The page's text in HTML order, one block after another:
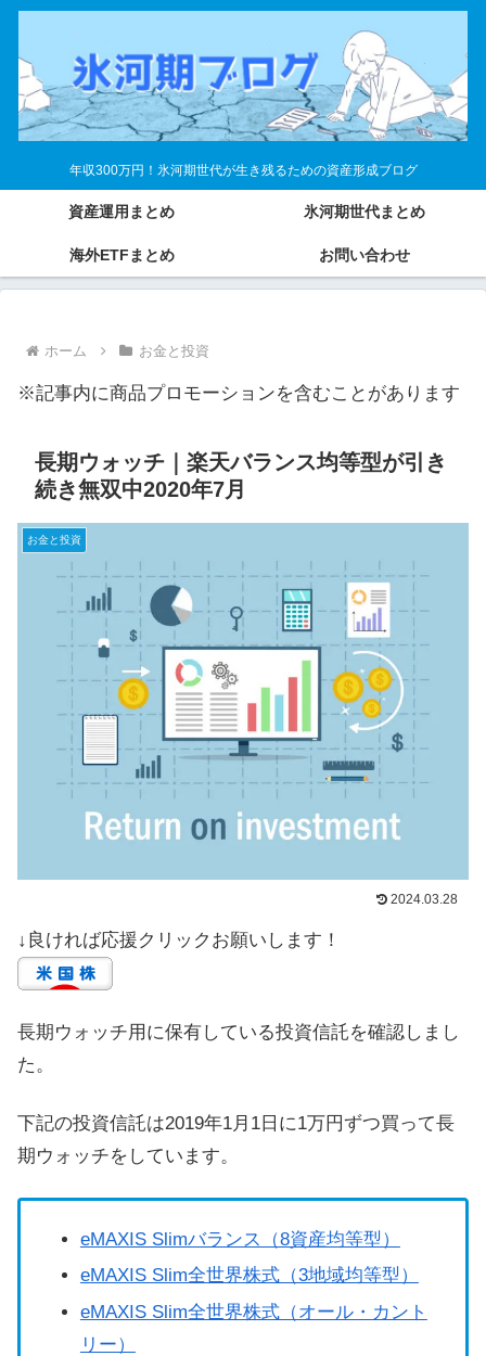
年収300万円！氷河期世代が生き残るための資産形成ブログ
資産運用まとめ 氷河期世代まとめ
海外ETFまとめ お問い合わせ
ホーム お金と投資
※記事内に商品プロモーションを含むことがあります
長期ウォッチ｜楽天バランス均等型が引き
続き無双中2020年7月
お金と投資
2024.03.28
↓良ければ応援クリックお願いします！
長期ウォッチ用に保有している投資信託を確認しまし
た。
下記の投資信託は2019年1月1日に1万円ずつ買って長
期ウォッチをしています。
eMAXIS Slimバランス（8資産均等型）
eMAXIS Slim全世界株式（3地域均等型）
eMAXIS Slim全世界株式（オール・カント
リー）